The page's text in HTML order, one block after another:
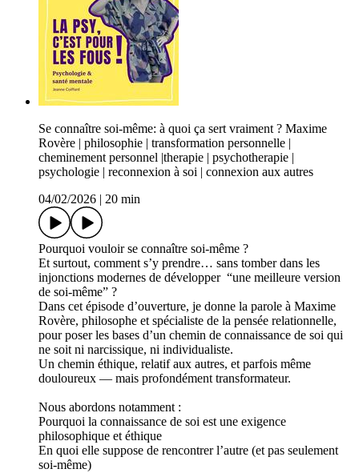
Se connaître soi-même: à quoi ça sert vraiment ? Maxime
Rovère | philosophie | transformation personnelle |
cheminement personnel |therapie | psychotherapie |
psychologie | reconnexion à soi | connexion aux autres
04/02/2026
20 min
Pourquoi vouloir se connaître soi-même ?
Et surtout, comment s’y prendre… sans tomber dans les
injonctions modernes de développer “une meilleure version
de soi-même” ?
Dans cet épisode d’ouverture, je donne la parole à Maxime
Rovère, philosophe et spécialiste de la pensée relationnelle,
pour poser les bases d’un chemin de connaissance de soi qui
ne soit ni narcissique, ni individualiste.
Un chemin éthique, relatif aux autres, et parfois même
douloureux — mais profondément transformateur.
Nous abordons notamment :
Pourquoi la connaissance de soi est une exigence
philosophique et éthique
En quoi elle suppose de rencontrer l’autre (et pas seulement
soi-même)